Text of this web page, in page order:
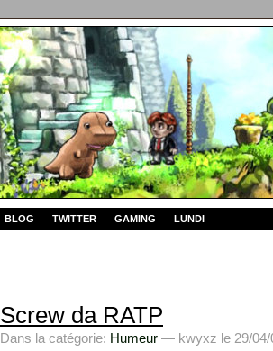
BLOG TWITTER GAMING LUNDI
Screw da RATP
Dans la catégorie: Humeur — kwyxz le 29/04/